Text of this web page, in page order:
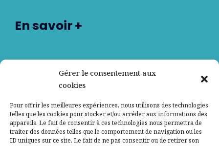
Gérer le consentement aux
cookies
Pour offrir les meilleures expériences, nous utilisons des technologies
telles que les cookies pour stocker et/ou accéder aux informations des
appareils. Le fait de consentir à ces technologies nous permettra de
traiter des données telles que le comportement de navigation ou les
ID uniques sur ce site. Le fait de ne pas consentir ou de retirer son
En savoir +
Contactez-nous
Mentions légales